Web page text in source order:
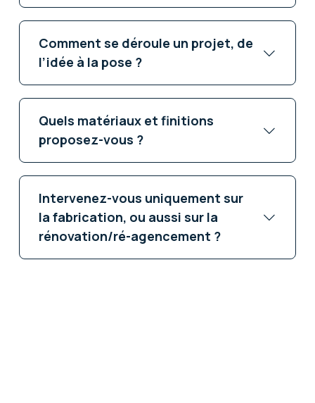
Comment se déroule un projet, de
l’idée à la pose ?
Quels matériaux et finitions
proposez-vous ?
Intervenez-vous uniquement sur
la fabrication, ou aussi sur la
rénovation/ré-agencement ?